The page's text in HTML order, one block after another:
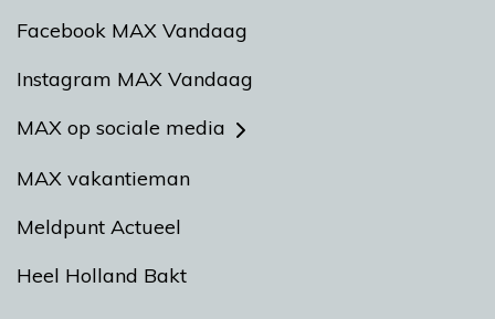
Facebook MAX Vandaag
Instagram MAX Vandaag
MAX op sociale media
MAX vakantieman
Meldpunt Actueel
Heel Holland Bakt